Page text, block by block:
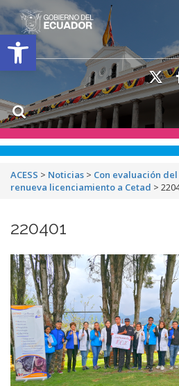
Open toolbar
ACESS > Noticias > Con evaluación del
renueva licenciamiento a Cetad >
220401